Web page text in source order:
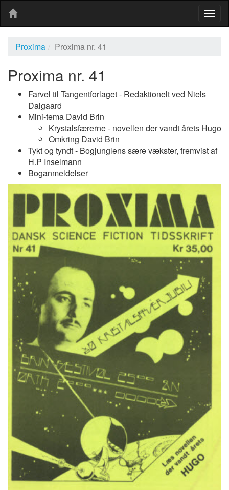
Proxima
Proxima nr. 41
Proxima nr. 41
Farvel til Tangentforlaget - Redaktionelt ved Niels
Dalgaard
Mini-tema David Brin
Krystalsfærerne - novellen der vandt årets Hugo
Omkring David Brin
Tykt og tyndt - Bogjunglens sære vækster, fremvist af
H.P Inselmann
Boganmeldelser